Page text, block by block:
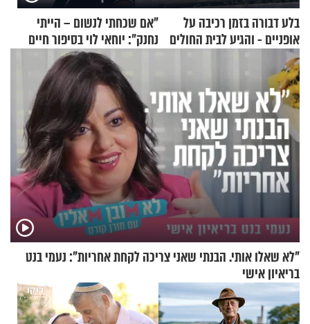
בלע דבורה בזמן רכיבה על
אופניים - והגיע לבית החולים
במצב מסכן חיים
"אם שכחתי לנשום – הייתי
נחנק": יוחאי לוי בסיפור חיים
מעורר השראה
"לא שאלו אותי. הבנתי שאני צריכה לקחת אחריות": נעמי בנט
בריאיון אישי